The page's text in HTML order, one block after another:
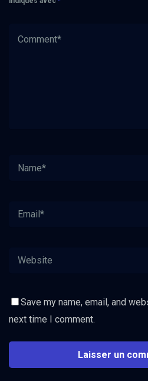
Save my name, email, and
next time I comment.